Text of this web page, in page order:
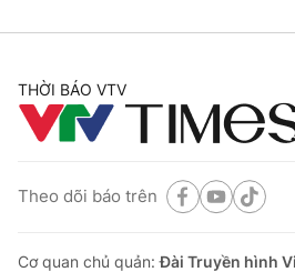
THỜI BÁO VTV
Theo dõi báo trên
Cơ quan chủ quản:Đài Truyền hình